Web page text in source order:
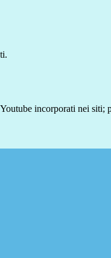
incorporati nei